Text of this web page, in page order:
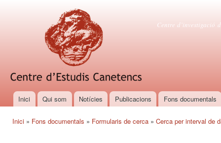
Centre
Centre
Menú principal
Inici Qui som Notícies Publicacions Fons documentals
Inici » Fons documentals » Formularis de cerca » Cerca per interval de